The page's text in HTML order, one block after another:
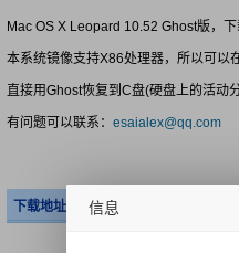
Mac OS X Leopard 10.52 Ghost版，
本系统镜像支持X86处理器，所以可以
直接用Ghost恢复到C盘(硬盘上的活动
有问题可以联系： esaialex@qq.com
下载地址： 信息